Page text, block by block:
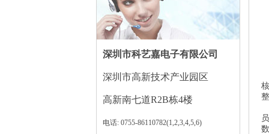
深圳市科艺嘉电子有限公司
深圳市高新技术产业园区
高新南七道R2B栋4楼
电话: 0755-86110782(1,2,3,4,5,6)